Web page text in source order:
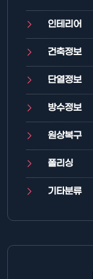
인테리어
건축정보
단열정보
방수정보
원상복구
폴리싱
기타분류